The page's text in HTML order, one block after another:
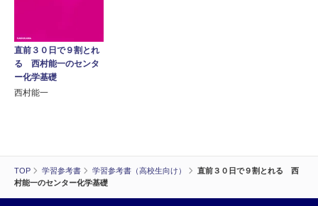
TOP 学習参考書 学習参考書（高校生向け）
直前３０日で９割とれる 西
村能一のセンター化学基礎
直前３０日で９割とれ
る 西村能一のセンタ
ー化学基礎
西村能一